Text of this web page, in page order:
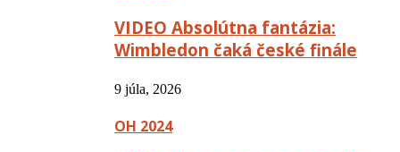
VIDEO Absolútna fantázia:
Wimbledon čaká české finále
9 júla, 2026
OH 2024